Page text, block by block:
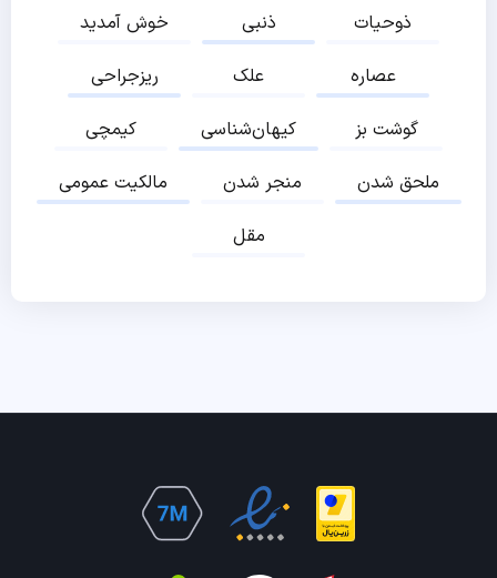
خوش آمدید
ذنبی
ذوحیات
ریزجراحی
علک
عصاره
کیمچی
کیهان‌شناسی
گوشت بز
مالکیت عمومی
منجر شدن
ملحق شدن
مقل